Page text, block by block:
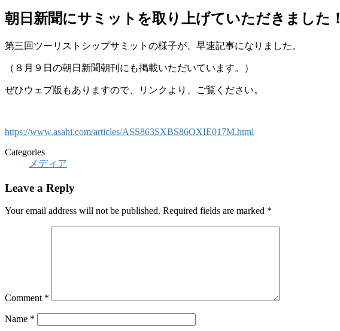
朝日新聞にサミットを取り上げていただきました！
第三回ツーリストシップサミットの様子が、早速記事になりました。
（８月９日の朝日新聞朝刊にも掲載いただいています。）
ぜひウェブ版もありますので、リンクより、ご覧ください。
https://www.asahi.com/articles/ASS863SXBS86OXIE017M.html
Categories
メディア
Leave a Reply
Your email address will not be published. Required fields are marked *
Comment *
Name *